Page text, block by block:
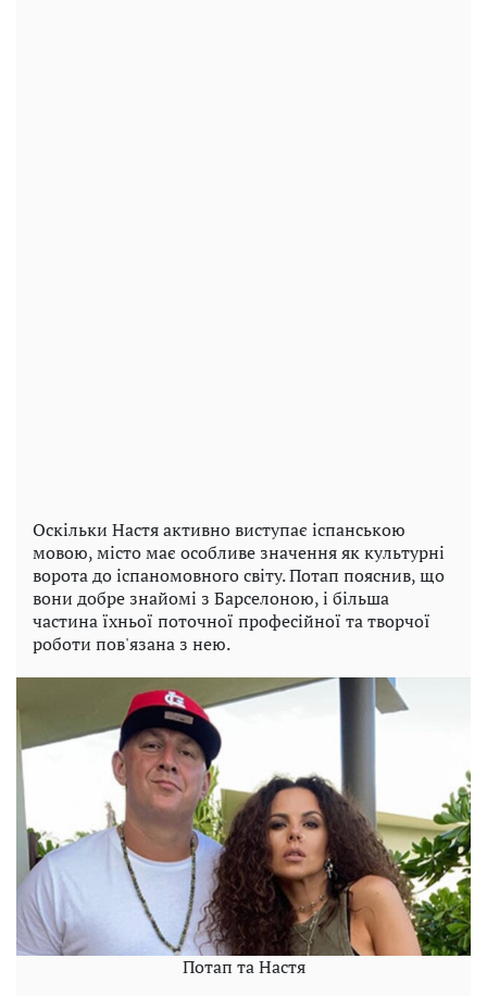
Оскільки Настя активно виступає іспанською
мовою, місто має особливе значення як культурні
ворота до іспаномовного світу. Потап пояснив, що
вони добре знайомі з Барселоною, і більша
частина їхньої поточної професійної та творчої
роботи пов'язана з нею.
Потап та Настя